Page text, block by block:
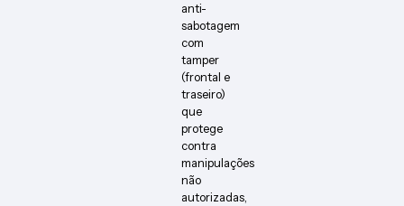
anti-
sabotagem
com
tamper
(frontal e
traseiro)
que
protege
contra
manipulações
não
autorizadas,